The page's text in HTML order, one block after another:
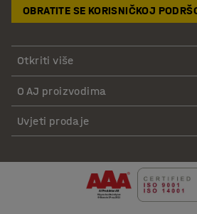
OBRATITE SE KORISNIČKOJ
Otkriti više
O AJ proizvodima
Uvjeti prodaje